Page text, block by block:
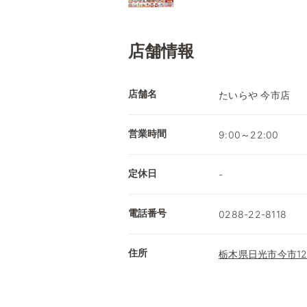
店舗情報
店舗名 たいらや 今市店
営業時間 9:00～22:00
定休日 -
電話番号 0288-22-8118
住所 栃木県日光市今市